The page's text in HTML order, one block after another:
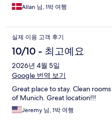
Allan 님, 1박 여행
실제 이용 고객 후기
10/10 - 최고예요
2026년 4월 5일
Google 번역 보기
Great place to stay. Clean
of Munich. Great location!!!
Jeremy 님, 1박 여행